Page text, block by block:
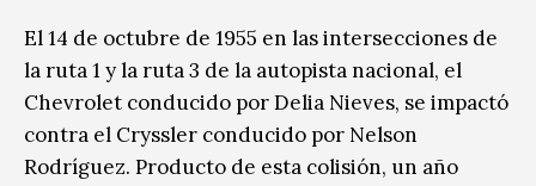
El 14 de octubre de 1955 en las intersecciones de
la ruta 1 y la ruta 3 de la autopista nacional, el
Chevrolet conducido por Delia Nieves, se impactó
contra el Cryssler conducido por Nelson
Rodríguez. Producto de esta colisión, un año